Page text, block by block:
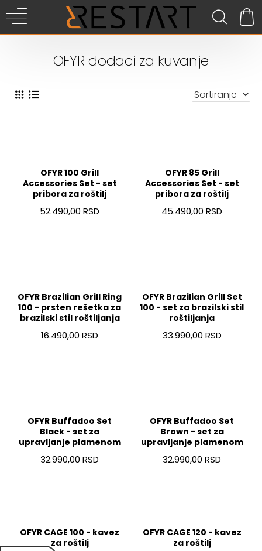
OFYR dodaci za kuvanje
OFYR 100 Grill
Accessories Set - set
pribora za roštilj
52.490,00 RSD
OFYR 85 Grill
Accessories Set - set
pribora za roštilj
45.490,00 RSD
OFYR Brazilian Grill Ring
100 - prsten rešetka za
brazilski stil roštiljanja
16.490,00 RSD
OFYR Brazilian Grill Set
100 - set za brazilski stil
roštiljanja
33.990,00 RSD
OFYR Buffadoo Set
Black - set za
upravljanje plamenom
32.990,00 RSD
OFYR Buffadoo Set
Brown - set za
upravljanje plamenom
32.990,00 RSD
OFYR CAGE 100 - kavez
za roštilj
OFYR CAGE 120 - kavez
za roštilj